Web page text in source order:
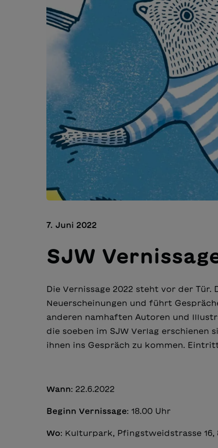
7. Juni 2022
SJW
Die Vernissage 2022 steht vor der
Neuerscheinungen und führt
anderen namhaften Autoren und
die soeben im SJW Verlag erschienen
ihnen ins Gespräch zu kommen.
Wann: 22.6.2022
Beginn Vernissage: 18.00 Uhr
Wo: Kulturpark, Pfingstweidstrasse 16,